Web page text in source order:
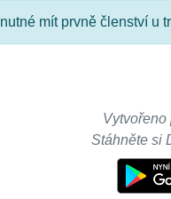
mít prvně členství u
Vytvořeno
Stáhněte si